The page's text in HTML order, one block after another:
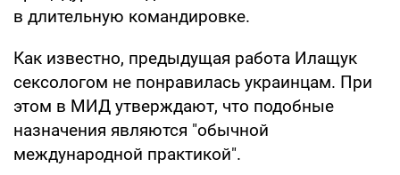
в длительную командировке.
Как известно, предыдущая работа Илащук
сексологом не понравилась украинцам. При
этом в МИД утверждают, что подобные
назначения являются "обычной
международной практикой".